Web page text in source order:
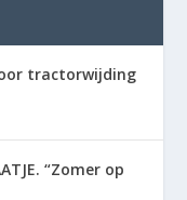
tractorwijding
“Zomer op